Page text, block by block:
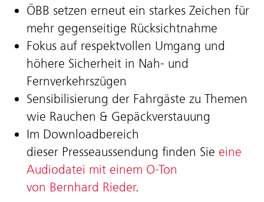
ÖBB setzen erneut ein starkes Zeichen für
mehr gegenseitige Rücksichtnahme
Fokus auf respektvollen Umgang und
höhere Sicherheit in Nah- und
Fernverkehrszügen
Sensibilisierung der Fahrgäste zu Themen
wie Rauchen & Gepäckverstauung
Im Downloadbereich
dieser Presseaussendung finden Sie eine
Audiodatei mit einem O-Ton
von Bernhard Rieder.